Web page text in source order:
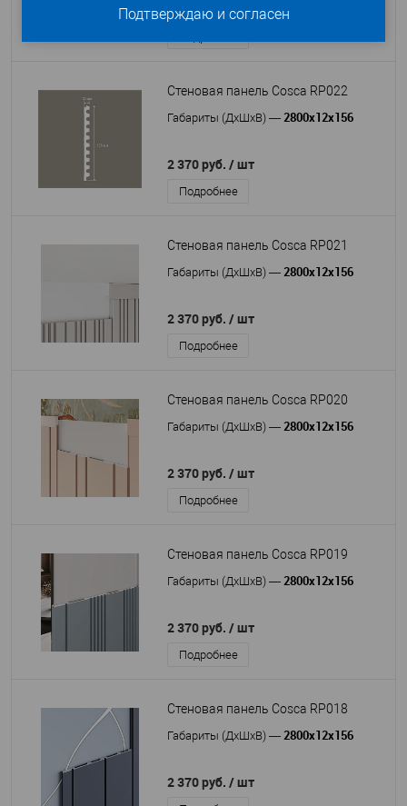
2 350 руб. / шт
Стеновая панель Cosca RP022
Габариты (ДхШхВ) — 2800x12x156
2 370 руб. / шт
Подробнее
Стеновая панель Cosca RP021
Габариты (ДхШхВ) — 2800x12x156
2 370 руб. / шт
Подробнее
Стеновая панель Cosca RP020
Габариты (ДхШхВ) — 2800x12x156
2 370 руб. / шт
Подробнее
Стеновая панель Cosca RP019
Габариты (ДхШхВ) — 2800x12x156
2 370 руб. / шт
Подробнее
Стеновая панель Cosca RP018
Габариты (ДхШхВ) — 2800x12x156
2 370 руб. / шт
Подтверждаю и согласен